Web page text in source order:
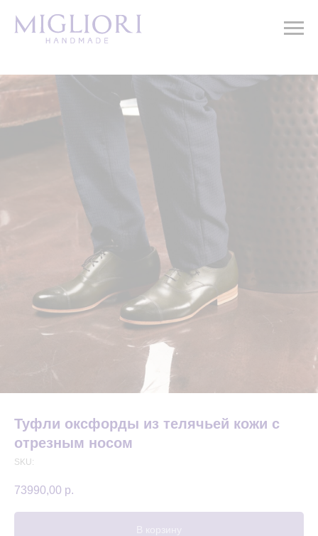
Туфли оксфорды из телячьей кожи с
отрезным носом
SKU:
73990,00 р.
В корзину